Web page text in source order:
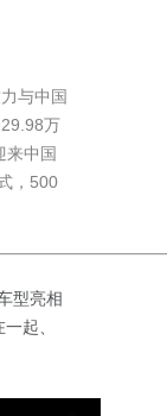
与中国
万
来中国
，500
型亮相
起、